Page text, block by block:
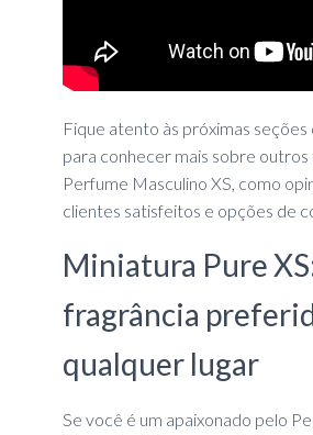
Fique atento às próximas
para conhecer mais sobre
Perfume Masculino XS, como
clientes satisfeitos e opções de
Miniatura Pure
fragrância
qualquer lugar
Se você é um apaixonado pelo